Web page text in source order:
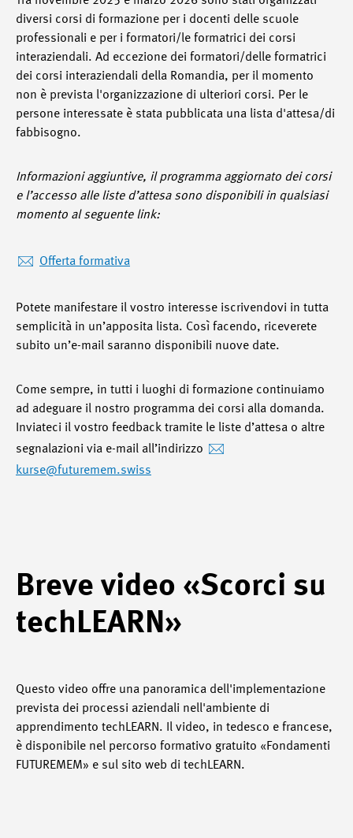
diversi corsi di formazione per i docenti delle scuole
professionali e per i formatori/le formatrici dei corsi
interaziendali. Ad eccezione dei formatori/delle formatrici
dei corsi interaziendali della Romandia, per il momento
non è prevista l'organizzazione di ulteriori corsi. Per le
persone interessate è stata pubblicata una lista d'attesa/di
fabbisogno.
Informazioni aggiuntive, il programma aggiornato dei corsi
e l’accesso alle liste d’attesa sono disponibili in qualsiasi
momento al seguente link:
Offerta formativa
Potete manifestare il vostro interesse iscrivendovi in tutta
semplicità in un’apposita lista. Così facendo, riceverete
subito un’e-mail saranno disponibili nuove date.
Come sempre, in tutti i luoghi di formazione continuiamo
ad adeguare il nostro programma dei corsi alla domanda.
Inviateci il vostro feedback tramite le liste d’attesa o altre
segnalazioni via e-mail all’indirizzo
kurse@futuremem.swiss
Breve video «Scorci su
techLEARN»
Questo video offre una panoramica dell'implementazione
prevista dei processi aziendali nell'ambiente di
apprendimento techLEARN. Il video, in tedesco e francese,
è disponibile nel percorso formativo gratuito «Fondamenti
FUTUREMEM» e sul sito web di techLEARN.